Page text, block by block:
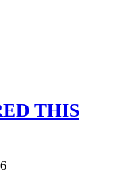
THIS